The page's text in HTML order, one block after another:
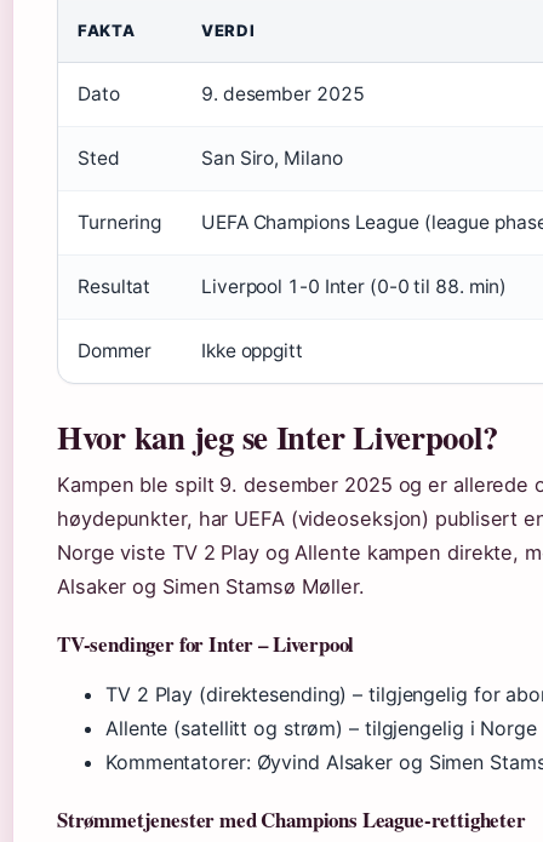
FAKTA VERDI
Dato 9. desember 2025
Sted San Siro, Milano
Turnering UEFA Champions League (league
Resultat Liverpool 1-0 Inter (0-0 til 88. min)
Dommer Ikke oppgitt
Hvor kan jeg se Inter Liverpool?
Kampen ble spilt 9. desember 2025 og er allerede
høydepunkter, har UEFA (videoseksjon) publisert
Norge viste TV 2 Play og Allente kampen direkte,
Alsaker og Simen Stamsø Møller.
TV-sendinger for Inter – Liverpool
TV 2 Play (direktesending) – tilgjengelig for
Allente (satellitt og strøm) – tilgjengelig i Norge
Kommentatorer: Øyvind Alsaker og Simen
Strømmetjenester med Champions League-rettigheter